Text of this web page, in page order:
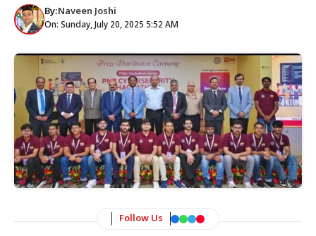
By:Naveen Joshi
On: Sunday, July 20, 2025 5:52 AM
Follow Us